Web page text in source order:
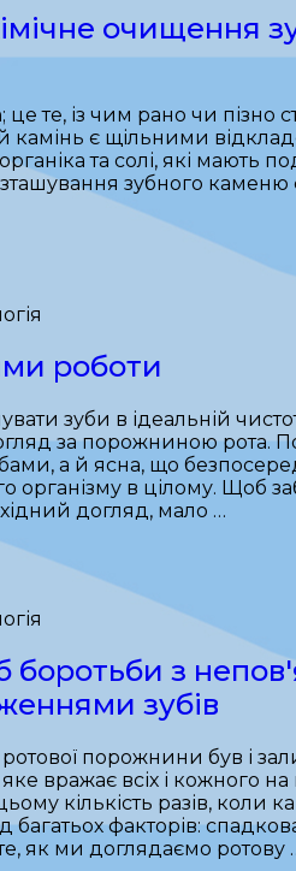
очищення
те, із чим рано чи пізно
камінь є щільними
та солі, які мають
зубного каменю
роботи
зуби в ідеальній
за порожниною рота.
а й ясна, що
організму в цілому. Щоб
догляд, мало …
боротьби з
зубів
порожнини був і
вражає всіх і кожного
кількість разів, коли
багатьох факторів:
як ми доглядаємо ротову